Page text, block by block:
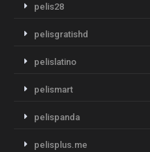
pelis28
pelisgratishd
pelislatino
pelismart
pelispanda
pelisplus.me